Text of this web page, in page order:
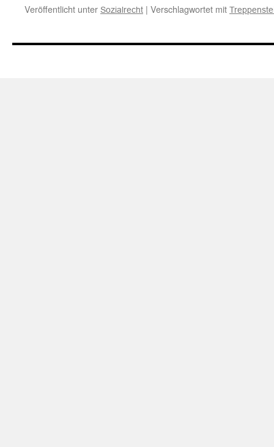
Veröffentlicht unter Sozialrecht | Verschlagwortet mit